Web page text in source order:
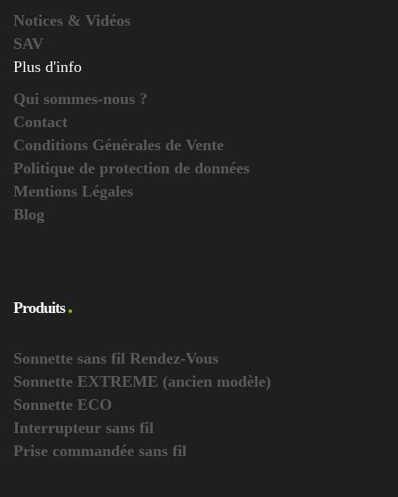
Notices & Vidéos
SAV
Plus d'info
Qui sommes-nous ?
Contact
Conditions Générales de Vente
Politique de protection de données
Mentions Légales
Blog
Produits
Sonnette sans fil Rendez-Vous
Sonnette EXTREME (ancien modèle)
Sonnette ECO
Interrupteur sans fil
Prise commandée sans fil